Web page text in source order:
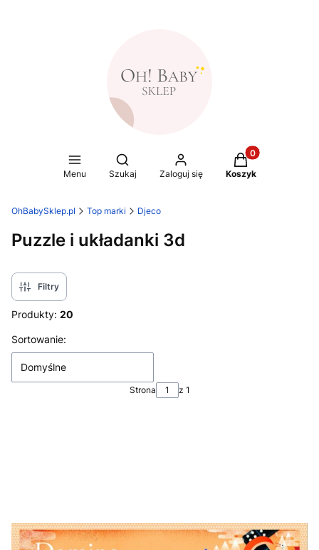
Menu
Otwórz wyszukiwarkę
Szukaj Zaloguj się
Produkty w
Koszyk
OhBabySklep.pl Top marki Djeco
Puzzle i układanki 3d
Filtry
Produkty: 20
Lista produktów
Sortowanie:
Domyślne
Strona z 1